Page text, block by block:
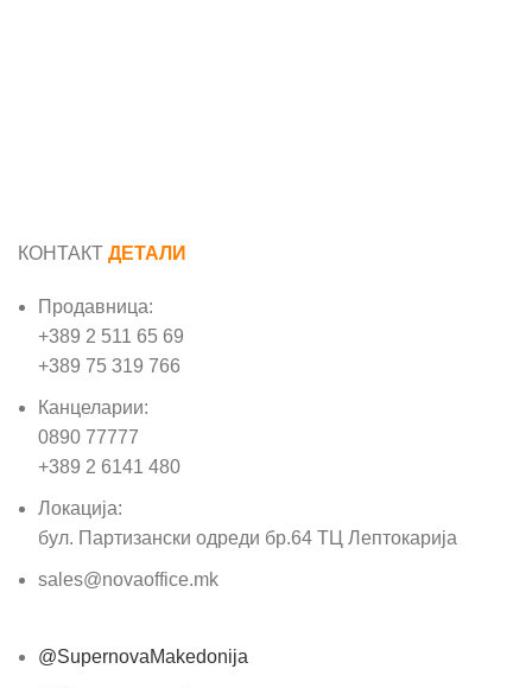
КОНТАКТ ДЕТАЛИ
Продавница:
+389 2 511 65 69
+389 75 319 766
Канцеларии:
0890 77777
+389 2 6141 480
Локација:
бул. Партизански одреди бр.64 ТЦ Лептокарија
sales@novaoffice.mk
@SupernovaMakedonija